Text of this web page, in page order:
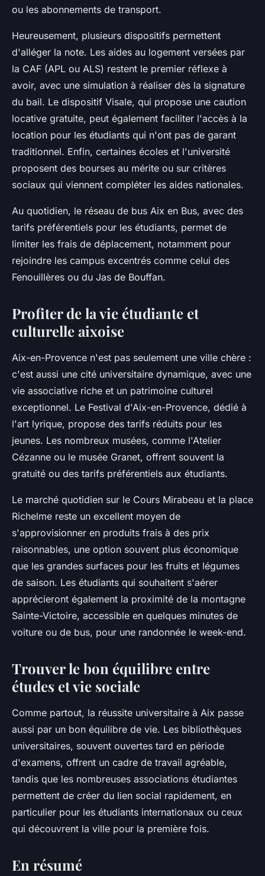
ou les abonnements de transport.
Heureusement, plusieurs dispositifs permettent
d'alléger la note. Les aides au logement versées par
la CAF (APL ou ALS) restent le premier réflexe à
avoir, avec une simulation à réaliser dès la signature
du bail. Le dispositif Visale, qui propose une caution
locative gratuite, peut également faciliter l'accès à la
location pour les étudiants qui n'ont pas de garant
traditionnel. Enfin, certaines écoles et l'université
proposent des bourses au mérite ou sur critères
sociaux qui viennent compléter les aides nationales.
Au quotidien, le réseau de bus Aix en Bus, avec des
tarifs préférentiels pour les étudiants, permet de
limiter les frais de déplacement, notamment pour
rejoindre les campus excentrés comme celui des
Fenouillères ou du Jas de Bouffan.
Profiter de la vie étudiante et
culturelle aixoise
Aix-en-Provence n'est pas seulement une ville chère :
c'est aussi une cité universitaire dynamique, avec une
vie associative riche et un patrimoine culturel
exceptionnel. Le Festival d'Aix-en-Provence, dédié à
l'art lyrique, propose des tarifs réduits pour les
jeunes. Les nombreux musées, comme l'Atelier
Cézanne ou le musée Granet, offrent souvent la
gratuité ou des tarifs préférentiels aux étudiants.
Le marché quotidien sur le Cours Mirabeau et la place
Richelme reste un excellent moyen de
s'approvisionner en produits frais à des prix
raisonnables, une option souvent plus économique
que les grandes surfaces pour les fruits et légumes
de saison. Les étudiants qui souhaitent s'aérer
apprécieront également la proximité de la montagne
Sainte-Victoire, accessible en quelques minutes de
voiture ou de bus, pour une randonnée le week-end.
Trouver le bon équilibre entre
études et vie sociale
Comme partout, la réussite universitaire à Aix passe
aussi par un bon équilibre de vie. Les bibliothèques
universitaires, souvent ouvertes tard en période
d'examens, offrent un cadre de travail agréable,
tandis que les nombreuses associations étudiantes
permettent de créer du lien social rapidement, en
particulier pour les étudiants internationaux ou ceux
qui découvrent la ville pour la première fois.
En résumé